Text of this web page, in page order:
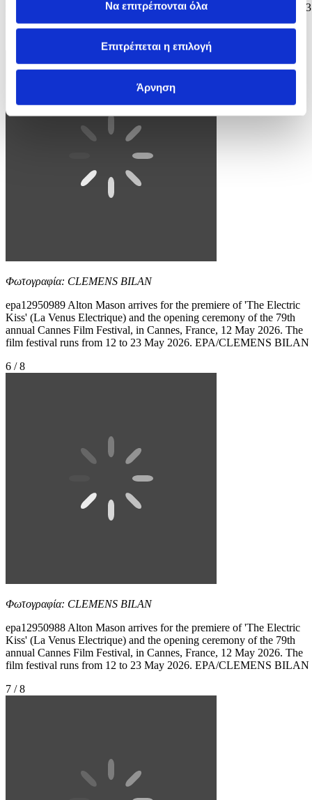
Να επιτρέπονται όλα
Επιτρέπεται η επιλογή
Άρνηση
in Cannes, France, 12 May 2026. The film festival runs from 12 to 23
May 2026. EPA/SEBASTIEN NOGIER
Φωτογραφία: CLEMENS BILAN
epa12950989 Alton Mason arrives for the premiere of 'The Electric
Kiss' (La Venus Electrique) and the opening ceremony of the 79th
annual Cannes Film Festival, in Cannes, France, 12 May 2026. The
film festival runs from 12 to 23 May 2026. EPA/CLEMENS BILAN
6 / 8
Φωτογραφία: CLEMENS BILAN
epa12950988 Alton Mason arrives for the premiere of 'The Electric
Kiss' (La Venus Electrique) and the opening ceremony of the 79th
annual Cannes Film Festival, in Cannes, France, 12 May 2026. The
film festival runs from 12 to 23 May 2026. EPA/CLEMENS BILAN
7 / 8